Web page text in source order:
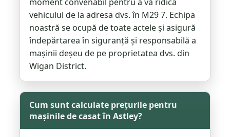
vehiculul de la adresa dvs. în M29 7. Echipa
noastră se ocupă de toate actele și asigură
îndepărtarea în siguranță și responsabilă a
mașinii deșeu de pe proprietatea dvs. din
Wigan District.
Cum sunt calculate prețurile pentru
mașinile de casat în Astley?